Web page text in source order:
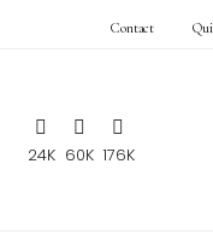
Contact Qui
24K 60K 176K